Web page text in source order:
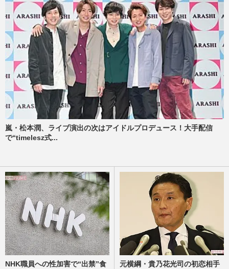
嵐・松本潤、ライブ演出の次はアイドルプロデュース！大手配信
で“timelesz式...
NHK職員への性加害で“出禁”食
元横綱・貴乃花光司の初恋相手